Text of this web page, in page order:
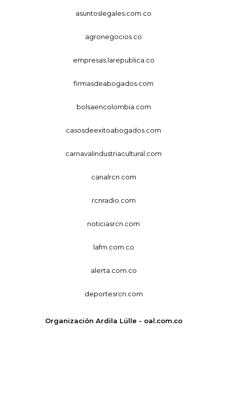
asuntoslegales.com.co
agronegocios.co
empresas.larepublica.co
firmasdeabogados.com
bolsaencolombia.com
casosdeexitoabogados.com
carnavalindustriacultural.com
canalrcn.com
rcnradio.com
noticiasrcn.com
lafm.com.co
alerta.com.co
deportesrcn.com
Organización Ardila Lülle - oal.com.co